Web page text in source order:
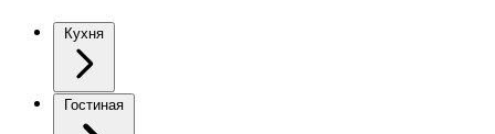
Кухня
Гостиная